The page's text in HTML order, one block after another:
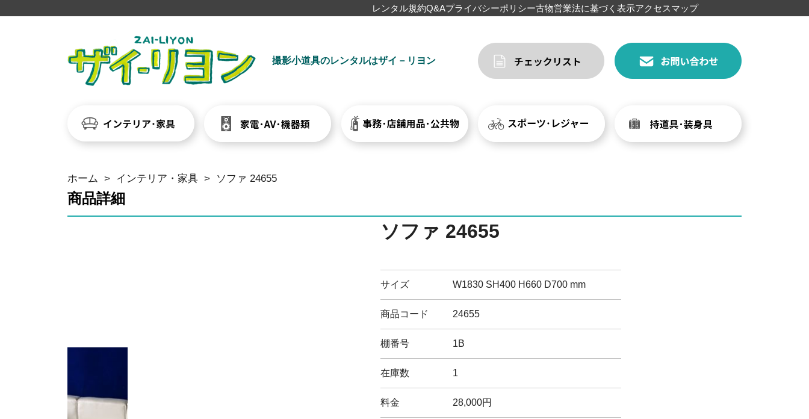
レンタル規約Q&Aプライバシーポリシー古物営業法に基づく表示アクセスマップ
撮影小道具のレンタルはザイ－リヨン
ホーム > インテリア・家具 > ソファ 24655
商品詳細
ソファ 24655
サイズ W1830 SH400 H660 D700 mm
商品コード 24655
棚番号 1B
在庫数 1
料金 28,000円